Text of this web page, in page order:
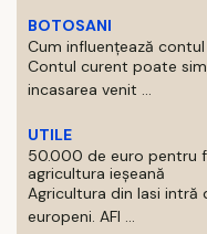
BOTOSANI
Cum influențează
Contul curent poate
incasarea venit ...
UTILE
50.000 de euro pentru
agricultura ieșeană
Agricultura din Iasi intră
europeni. AFI ...